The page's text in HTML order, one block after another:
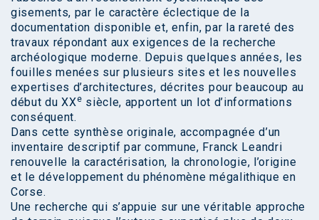
gisements, par le caractère éclectique de la
documentation disponible et, enfin, par la rareté des
travaux répondant aux exigences de la recherche
archéologique moderne. Depuis quelques années, les
fouilles menées sur plusieurs sites et les nouvelles
expertises d’architectures, décrites pour beaucoup au
début du XXe siècle, apportent un lot d’informations
conséquent.
Dans cette synthèse originale, accompagnée d’un
inventaire descriptif par commune, Franck Leandri
renouvelle la caractérisation, la chronologie, l’origine
et le développement du phénomène mégalithique en
Corse.
Une recherche qui s’appuie sur une véritable approche